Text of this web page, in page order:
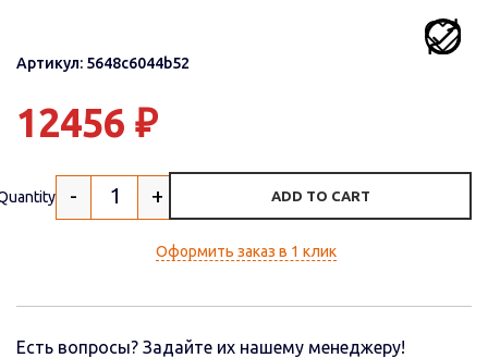
Артикул: 5648c6044b52
12456 ₽
- + ADD TO CART
Оформить заказ в 1 клик
Есть вопросы? Задайте их нашему менеджеру!